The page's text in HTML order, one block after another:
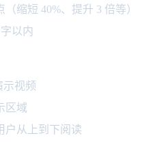
缩短 40%、提升 3 倍等）
以内
示视频
区域
户从上到下阅读